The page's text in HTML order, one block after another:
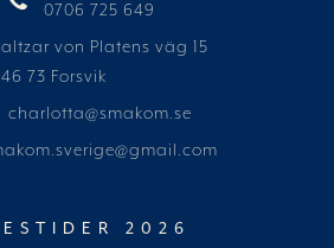
0706 725 649
von Platens väg 15
73 Forsvik
charlotta@smakom.se
2026